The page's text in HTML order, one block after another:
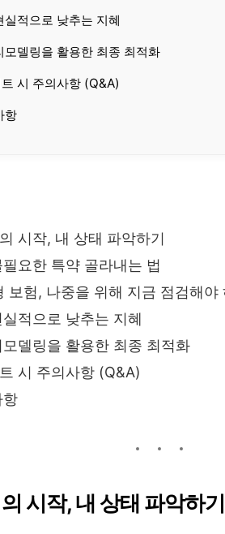
실적으로 낮추는 지혜
모델링을 활용한 최종 최적화
시 주의사항 (Q&A)
항
시작, 내 상태 파악하기
요한 특약 골라내는 법
보험, 나중을 위해 지금 점검해야
적으로 낮추는 지혜
델링을 활용한 최종 최적화
시 주의사항 (Q&A)
항
시작, 내 상태 파악하기